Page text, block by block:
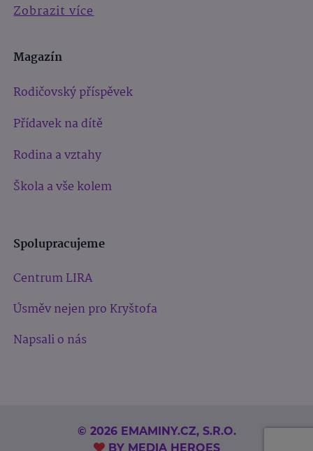
Zobrazit více
Magazín
Rodičovský příspěvek
Přídavek na dítě
Rodina a vztahy
Škola a vše kolem
Spolupracujeme
Centrum LIRA
Úsměv nejen pro Kryštofa
Napsali o nás
© 2026 EMAMINY.CZ, S.R.O.
BY MEDIA HEROES